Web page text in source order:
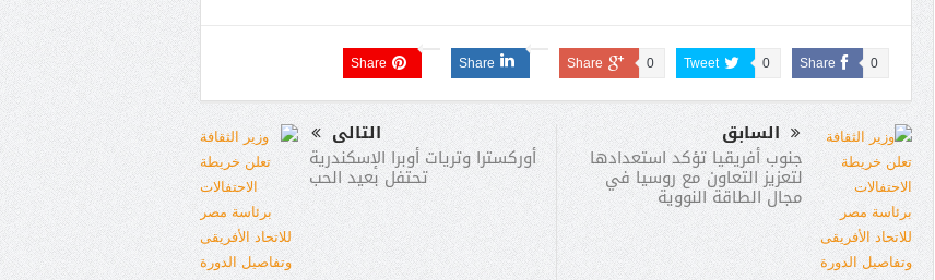
Share 0
Tweet 0
Share 0
Share
Share
السابق
جنوب أفريقيا تؤكد استعدادها
لتعزيز التعاون مع روسيا في
مجال الطاقة النووية
التالى
أوركسترا وتريات أوبرا الإسكندرية
تحتفل بعيد الحب